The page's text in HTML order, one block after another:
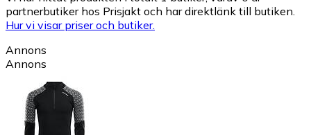
partnerbutiker hos Prisjakt och har direktlänk till butiken.
Hur vi visar priser och butiker.
Annons
Annons